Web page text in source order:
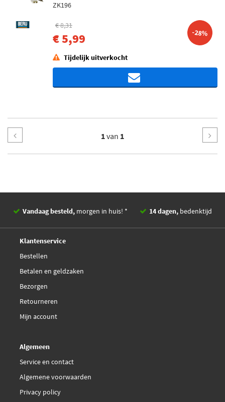
ZK196
€ 8,31
€ 5,99 -28%
Tijdelijk uitverkocht
1van 1
Vandaag besteld, morgen in huis! * 14 dagen, bedenktijd
Klantenservice
Bestellen
Betalen en geldzaken
Bezorgen
Retourneren
Mijn account
Algemeen
Service en contact
Algemene voorwaarden
Privacy policy